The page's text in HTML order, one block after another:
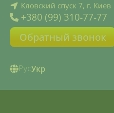
Кловский спуск 7, г. Киев
+380 (99) 310-77-77
Обратный звонок
РусУкр